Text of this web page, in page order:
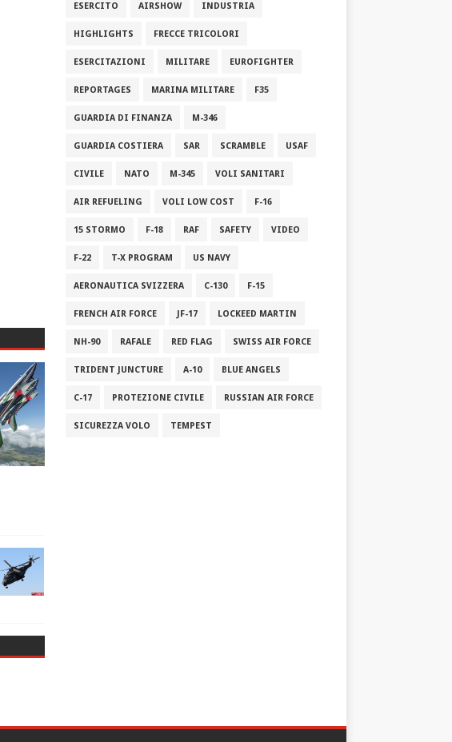
ESERCITO AIRSHOW INDUSTRIA
HIGHLIGHTS FRECCE TRICOLORI
ESERCITAZIONI MILITARE EUROFIGHTER
REPORTAGES MARINA MILITARE F35
GUARDIA DI FINANZA M-346
GUARDIA COSTIERA SAR SCRAMBLE USAF
CIVILE NATO M-345 VOLI SANITARI
AIR REFUELING VOLI LOW COST F-16
15 STORMO F-18 RAF SAFETY VIDEO
F-22 T-X PROGRAM US NAVY
AERONAUTICA SVIZZERA C-130 F-15
FRENCH AIR FORCE JF-17 LOCKEED MARTIN
NH-90 RAFALE RED FLAG SWISS AIR FORCE
TRIDENT JUNCTURE A-10 BLUE ANGELS
C-17 PROTEZIONE CIVILE RUSSIAN AIR FORCE
SICUREZZA VOLO TEMPEST